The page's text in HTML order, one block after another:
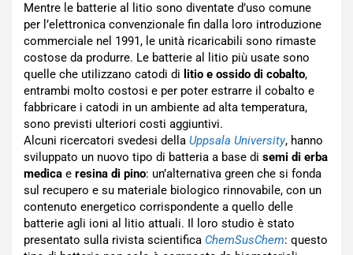
Mentre le batterie al litio sono diventate d’uso comune
per l’elettronica convenzionale fin dalla loro introduzione
commerciale nel 1991, le unità ricaricabili sono rimaste
costose da produrre. Le batterie al litio più usate sono
quelle che utilizzano catodi di litio e ossido di cobalto,
entrambi molto costosi e per poter estrarre il cobalto e
fabbricare i catodi in un ambiente ad alta temperatura,
sono previsti ulteriori costi aggiuntivi.
Alcuni ricercatori svedesi della Uppsala University, hanno
sviluppato un nuovo tipo di batteria a base di semi di erba
medica e resina di pino: un’alternativa green che si fonda
sul recupero e su materiale biologico rinnovabile, con un
contenuto energetico corrispondente a quello delle
batterie agli ioni al litio attuali. Il loro studio è stato
presentato sulla rivista scientifica ChemSusChem: questo